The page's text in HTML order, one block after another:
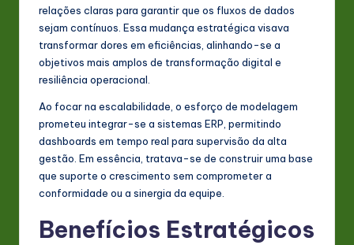
relações claras para garantir que os fluxos de dados
sejam contínuos. Essa mudança estratégica visava
transformar dores em eficiências, alinhando-se a
objetivos mais amplos de transformação digital e
resiliência operacional.
Ao focar na escalabilidade, o esforço de modelagem
prometeu integrar-se a sistemas ERP, permitindo
dashboards em tempo real para supervisão da alta
gestão. Em essência, tratava-se de construir uma base
que suporte o crescimento sem comprometer a
conformidade ou a sinergia da equipe.
Benefícios Estratégicos